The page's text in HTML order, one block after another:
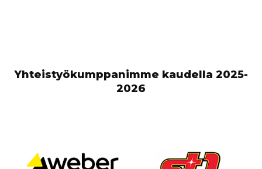
Yhteistyökumppanimme kaudella 2025-
2026